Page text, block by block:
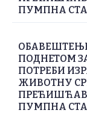
ПУМПНА
ПОДНЕТОМ
ПОТРЕБИ
ЖИВОТНУ
ПУМПНА